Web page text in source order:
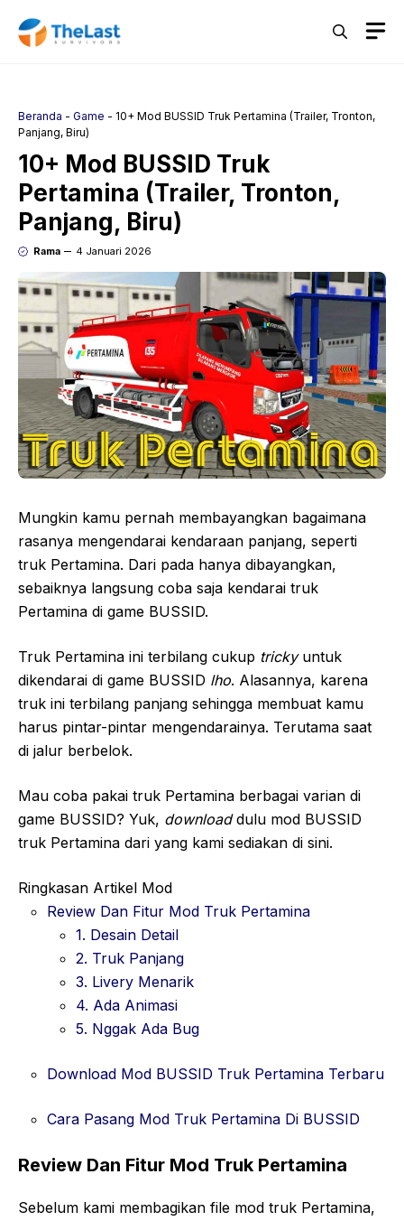
Beranda - Game - 10+ Mod BUSSID Truk Pertamina (Trailer, Tronton,
Panjang, Biru)
10+ Mod BUSSID Truk
Pertamina (Trailer, Tronton,
Panjang, Biru)
Rama 4 Januari 2026
Mungkin kamu pernah membayangkan bagaimana
rasanya mengendarai kendaraan panjang, seperti
truk Pertamina. Dari pada hanya dibayangkan,
sebaiknya langsung coba saja kendarai truk
Pertamina di game BUSSID.
Truk Pertamina ini terbilang cukup trickyuntuk
dikendarai di game BUSSID lho. Alasannya, karena
truk ini terbilang panjang sehingga membuat kamu
harus pintar-pintar mengendarainya. Terutama saat
di jalur berbelok.
Mau coba pakai truk Pertamina berbagai varian di
game BUSSID? Yuk, downloaddulu mod BUSSID
truk Pertamina dari yang kami sediakan di sini.
Ringkasan Artikel Mod
Review Dan Fitur Mod Truk Pertamina
1. Desain Detail
2. Truk Panjang
3. Livery Menarik
4. Ada Animasi
5. Nggak Ada Bug
Download Mod BUSSID Truk Pertamina Terbaru
Cara Pasang Mod Truk Pertamina Di BUSSID
Review Dan Fitur Mod Truk Pertamina
Sebelum kami membagikan file mod truk Pertamina,